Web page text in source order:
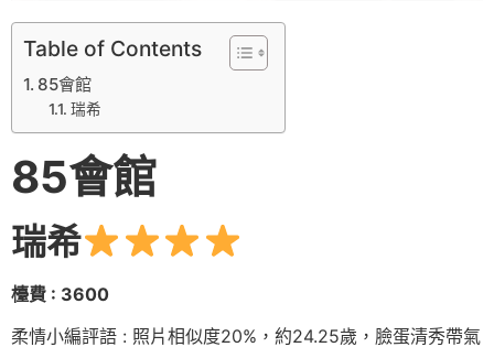
Table of Contents
85會館
瑞希
85會館
瑞希
檯費 : 3600
柔情小編評語 : 照片相似度20%，約24.25歲，臉蛋清秀帶氣